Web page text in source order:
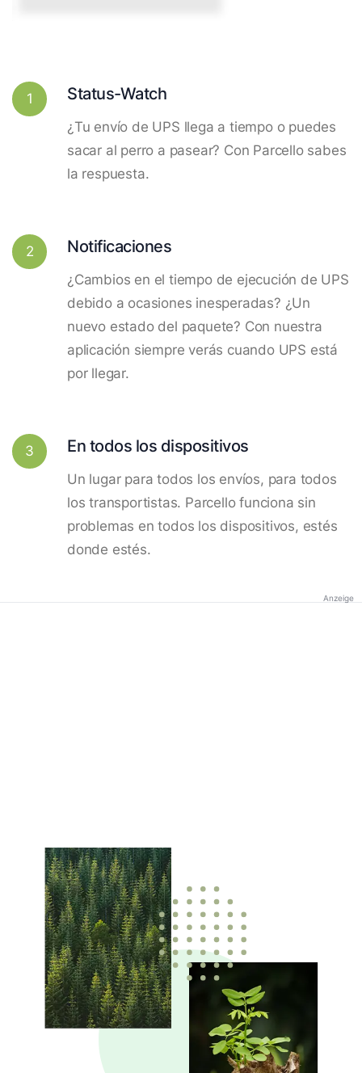
1 Status-Watch
¿Tu envío de UPS llega a tiempo o puedes
sacar al perro a pasear? Con Parcello sabes
la respuesta.
2 Notificaciones
¿Cambios en el tiempo de ejecución de UPS
debido a ocasiones inesperadas? ¿Un
nuevo estado del paquete? Con nuestra
aplicación siempre verás cuando UPS está
por llegar.
3 En todos los dispositivos
Un lugar para todos los envíos, para todos
los transportistas. Parcello funciona sin
problemas en todos los dispositivos, estés
donde estés.
Anzeige